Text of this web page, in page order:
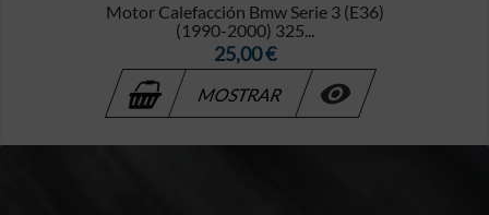
Motor Calefacción Bmw Serie 3 (E36)
(1990-2000) 325...
Precio
25,00 €
MOSTRAR 